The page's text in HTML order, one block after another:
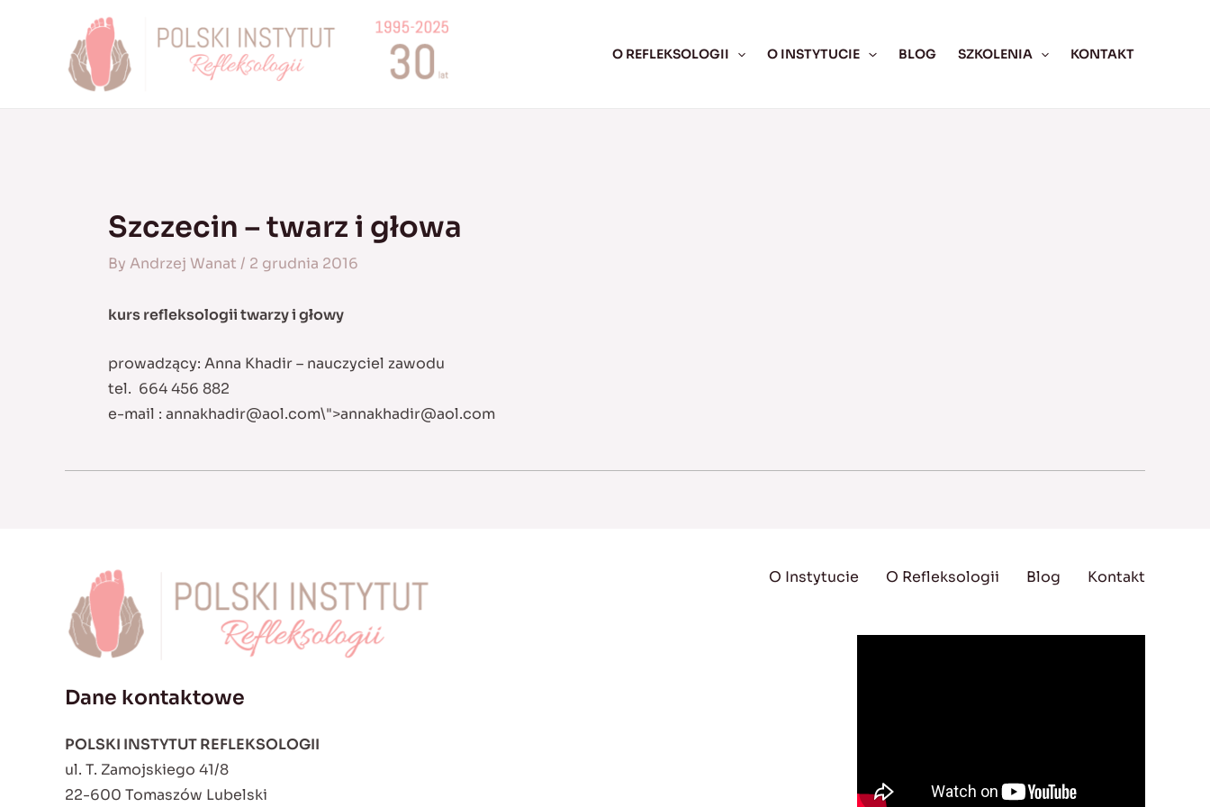
O REFLEKSOLOGII O INSTYTUCIE BLOG SZKOLENIA KONTAKT
Szczecin – twarz i głowa
By Andrzej Wanat / 2 grudnia 2016
kurs refleksologii twarzy i głowy
prowadzący: Anna Khadir – nauczyciel zawodu
tel. 664 456 882
e-mail : annakhadir@aol.com\">annakhadir@aol.com
Dane kontaktowe
POLSKI INSTYTUT REFLEKSOLOGII
ul. T. Zamojskiego 41/8
22-600 Tomaszów Lubelski
O Instytucie O Refleksologii Blog Kontakt